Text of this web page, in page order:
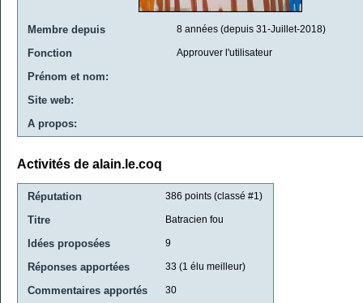
Membre depuis 8 années (depuis 31-Juillet-2018)
Fonction Approuver l'utilisateur
Prénom et nom:
Site web:
A propos:
Activités de alain.le.coq
Réputation 386 points (classé #1 )
Titre Batracien fou
Idées proposées 9
Réponses apportées 33 (1 élu meilleur)
Commentaires apportés 30